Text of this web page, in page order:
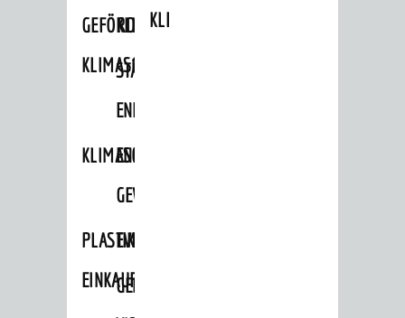
GEFÖRDERTE
KLIMASCHUTZMASSNAHMEN
KLIMASCHUTZKONZEPT
STÄDTISCHES
ENERGIEMANAGEMENT
KLIMASCHUTZKOMMISSION
ENERGIEKARAWANE
GEWERBE
PLASTIKTÜTENFREIE
EINKAUFSSTADT
EVENTS
GEMEINSAME
KLEIDERTAUSCHBÖRSE